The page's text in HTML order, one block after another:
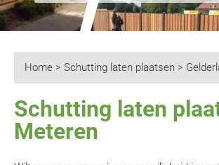
Home > Schutting laten plaatsen >
Schutting laten
Meteren